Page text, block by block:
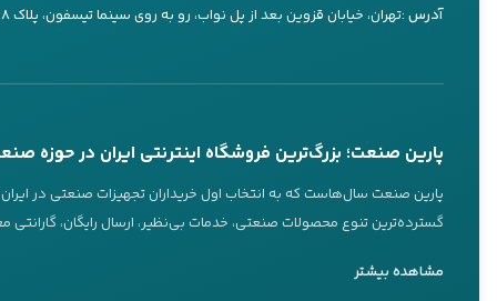
قیمت
با رعایت این
خریداری کنید.
آدرس :تهران، خیابان قزوین بعد از پل نواب، رو به روی سینما تیسفون، پلاک ۷۳۸
پارین صنعت؛ بزرگ‌ترین فروشگاه اینترنتی ایران در حوزه
پارین صنعت سال‌هاست که به انتخاب اول خریداران تجهیزات صنعتی در
گسترده‌ترین تنوع محصولات صنعتی، خدمات بی‌نظیر، ارسال رایگان، گارانتی
ویژگی‌های برجسته پارین صنعت
مشاهده بیشتر
09197660249
تماس تلفنی در ساعات کاری
کانال بله